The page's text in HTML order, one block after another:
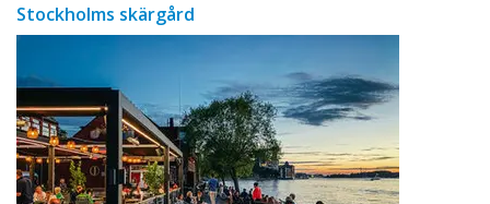
Stockholms skärgård